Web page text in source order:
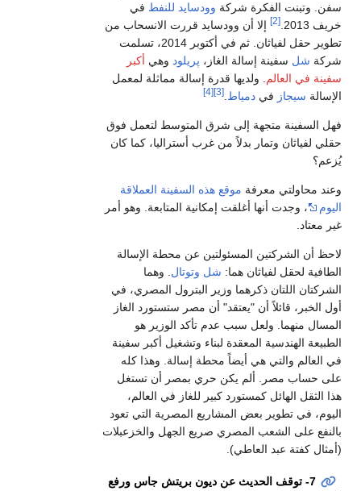
سفن. وتبنت الفكرة شركة وودسايد للنفط في
خريف 2013.
[2]
إلا أن وودسايد قررت الانسحاب من
تطوير حقل لفياثان. ثم في أكتوبر 2014، تسلمت
شركة شل سفينة إسالة الغاز، پريلود وهي أكبر
سفينة في العالم
. ولديها قدرة إسالة مماثلة لمعمل
الإسالة سيجاز في دمياط [3]
[4]
فهل السفينة متجهة إلى شرق المتوسط لتعمل فوق
حقلي لفياثان وتمار بدلاً من غرب أستراليا، كما كان
يُزعم؟
وعند محاولتي معرفة موقع هذه السفينة العملاقة
اليوم
، وجدت أنها أغلقت إمكانية المتابعة. وهو أمر
غير معتاد.
لاحظ أن الشركتين المسئولتين عن محطة الإسالة
الطافية لحقل لفياثان هما: شل وتوتال . وهما
الشركتان اللتان ذكرهما وزير البترول المصري، في
أول الخبر، قائلاً أن "يعتقد" أن مصر ستستورد الغاز
المسال منهما. ولعل سبب عدم تأكد الوزير هو
الطبيعة الهندسية المعقدة لبناء وتشغيل أكبر سفينة
في العالم والتي هي أيضاً محطة إسالة. وهذا كله
على حساب مصر. ألم يكن حري بمصر أن تستغل
هذا الثقل الهائل كمستورد كبير للغاز في العالم،
اليوم، في تطوير بعض المشاريع المصرية التي تعود
بالنفع على الشعب المصري صريع الجهل والخزعبلات
(أمثال كفتة عبد العاطي).
7- توقف الحديث عن ديون بريتش جاس ورفع